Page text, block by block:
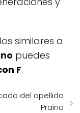
similares a
puedes
F.
del apellido
Praino